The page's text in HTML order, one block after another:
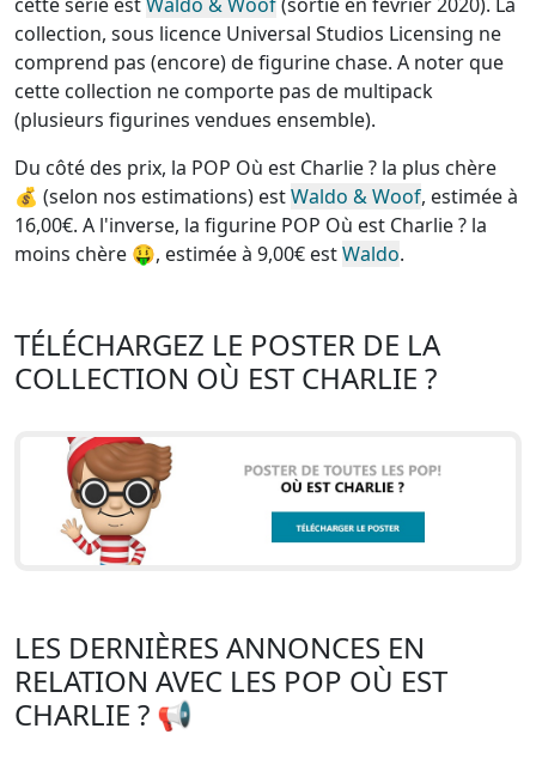
collection, sous licence Universal Studios Licensing ne
comprend pas (encore) de figurine chase. A noter que
cette collection ne comporte pas de multipack
(plusieurs figurines vendues ensemble).
Du côté des prix, la POP Où est Charlie ? la plus chère
💰 (selon nos estimations) estWaldo & Woof, estimée à
16,00€. A l'inverse, la figurine POP Où est Charlie ? la
moins chère 🤑, estimée à 9,00€ estWaldo.
TÉLÉCHARGEZ LE POSTER DE LA
COLLECTION OÙ EST CHARLIE ?
LES DERNIÈRES ANNONCES EN
RELATION AVEC LES POP OÙ EST
CHARLIE ? 📢